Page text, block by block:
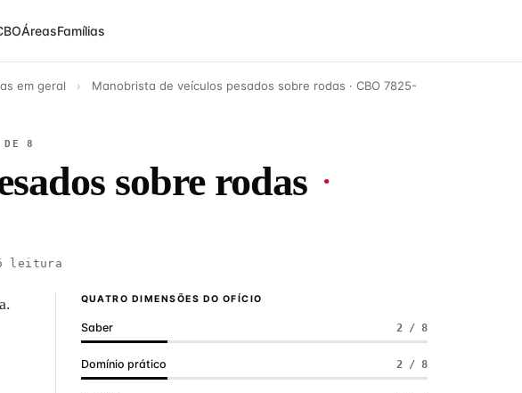
ÁreasFamílias
em geral ›
Manobrista de veículos pesados sobre rodas · CBO 7825-
DE 8
sobre rodas ·
leitura
QUATRO DIMENSÕES DO OFÍCIO
Saber 2 / 8
Domínio prático 2 / 8